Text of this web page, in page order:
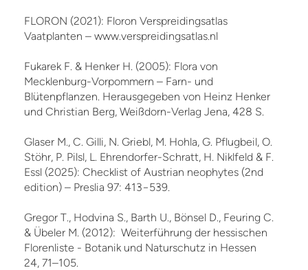
FLORON (2021): Floron Verspreidingsatlas
Vaatplanten – www.verspreidingsatlas.nl
Fukarek F. & Henker H. (2005): Flora von
Mecklenburg-Vorpommern – Farn- und
Blütenpflanzen. Herausgegeben von Heinz Henker
und Christian Berg, Weißdorn-Verlag Jena, 428 S.
Glaser M., C. Gilli, N. Griebl, M. Hohla, G. Pflugbeil, O.
Stöhr, P. Pilsl, L. Ehrendorfer-Schratt, H. Niklfeld & F.
Essl (2025): Checklist of Austrian neophytes (2nd
edition) – Preslia 97: 413−539.
Gregor T., Hodvina S., Barth U., Bönsel D., Feuring C.
& Übeler M. (2012): Weiterführung der hessischen
Florenliste - Botanik und Naturschutz in Hessen
24, 71–105.